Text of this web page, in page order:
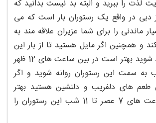
لذت را ببرید و البته بد نیست بدانید که
دبی در واقع یک رستوران بار است که می
ماندنی را برای شما عزیران علاقه مند به
و همچنین اگر مایل هستید تا از بار این
رستوران بهره مند شوید بهتر است در بین ساعت های 12 ظهر
به سمت این رستوران روانه شوید و اگر
های دلفریب و دلنشین هستید بهتر
است در بین ساعت های 7 عصر تا 11 شب این رستوران را